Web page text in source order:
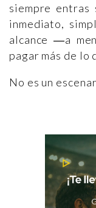
siempre entras
inmediato,
alcance ―a
pagar más de lo
No es un